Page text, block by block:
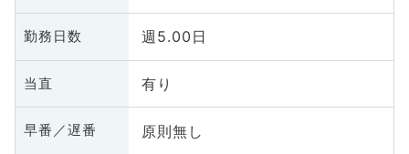
勤務日数 週5.00日
当直 有り
早番／遅番 原則無し